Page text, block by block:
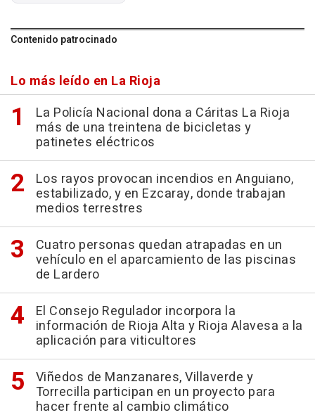
Contenido patrocinado
Lo más leído en La Rioja
La Policía Nacional dona a Cáritas La Rioja
más de una treintena de bicicletas y
patinetes eléctricos
Los rayos provocan incendios en Anguiano,
estabilizado, y en Ezcaray, donde trabajan
medios terrestres
Cuatro personas quedan atrapadas en un
vehículo en el aparcamiento de las piscinas
de Lardero
El Consejo Regulador incorpora la
información de Rioja Alta y Rioja Alavesa a la
aplicación para viticultores
Viñedos de Manzanares, Villaverde y
Torrecilla participan en un proyecto para
hacer frente al cambio climático